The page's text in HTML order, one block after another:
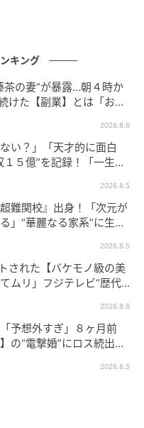
キング
茶の妻”が暴露…朝４時か
けた【副業】とは「お金
2026.8.6
い？」「天才的に面白
５億”を記録！「一生言
2026.8.5
難関校』出身！「次元が
」“華麗なる家系”に生ま
2026.8.5
された【バケモノ級の美
ムリ」フジテレビ“歴代N
2026.8.6
予想外すぎ」８ヶ月前
の“電撃婚”にロス続出！
2026.8.5